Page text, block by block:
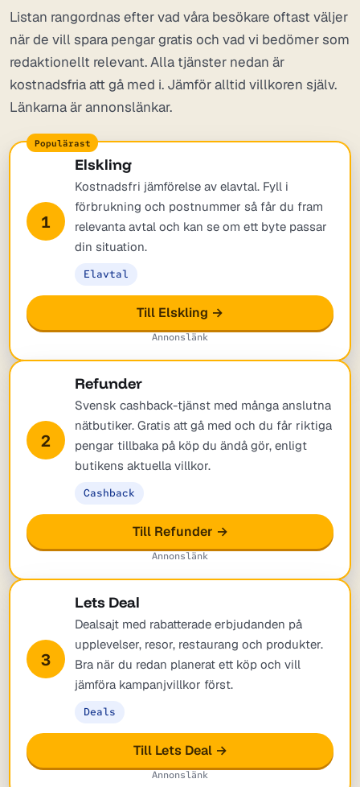
Listan rangordnas efter vad våra besökare oftast väljer
när de vill spara pengar gratis och vad vi bedömer som
redaktionellt relevant. Alla tjänster nedan är
kostnadsfria att gå med i. Jämför alltid villkoren själv.
Länkarna är annonslänkar.
1
Elskling
Kostnadsfri jämförelse av elavtal. Fyll i
förbrukning och postnummer så får du fram
relevanta avtal och kan se om ett byte passar
din situation.
Elavtal
Till Elskling →
Annonslänk
2
Refunder
Svensk cashback-tjänst med många anslutna
nätbutiker. Gratis att gå med och du får riktiga
pengar tillbaka på köp du ändå gör, enligt
butikens aktuella villkor.
Cashback
Till Refunder →
Annonslänk
3
Lets Deal
Dealsajt med rabatterade erbjudanden på
upplevelser, resor, restaurang och produkter.
Bra när du redan planerat ett köp och vill
jämföra kampanjvillkor först.
Deals
Till Lets Deal →
Annonslänk